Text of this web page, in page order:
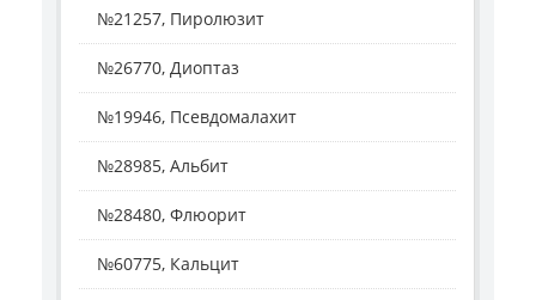
№21257, Пиролюзит
№26770, Диоптаз
№19946, Псевдомалахит
№28985, Альбит
№28480, Флюорит
№60775, Кальцит